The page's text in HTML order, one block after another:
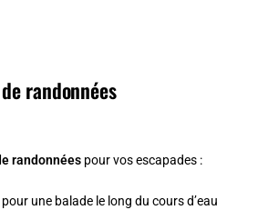
randonnées
randonnées pour vos escapades :
une balade le long du cours d’eau